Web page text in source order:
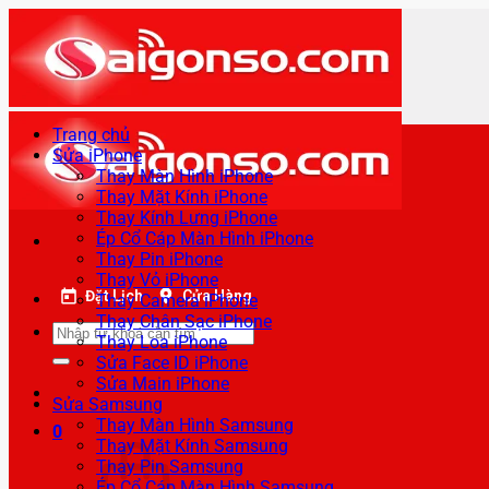
qua
nội
dung
Đặt Lịch Cửa Hàng
Tìm
kiếm:
0
Trang chủ
Sửa iPhone
Thay Màn Hình iPhone
Thay Mặt Kính iPhone
Thay Kính Lưng iPhone
Ép Cổ Cáp Màn Hình iPhone
Thay Pin iPhone
Thay Vỏ iPhone
Thay Camera iPhone
Thay Chân Sạc iPhone
Thay Loa iPhone
Sửa Face ID iPhone
Sửa Main iPhone
Sửa Samsung
Thay Màn Hình Samsung
Thay Mặt Kính Samsung
Thay Pin Samsung